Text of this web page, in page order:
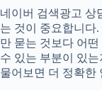
네이버 검색광고 상
는 것이 중요합니다.
만 묻는 것보다 어
수 있는 부분이 있
물어보면 더 정확한